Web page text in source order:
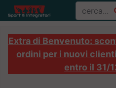
Extra di Benvenuto:
ordini per i nuovi
entro il 31/